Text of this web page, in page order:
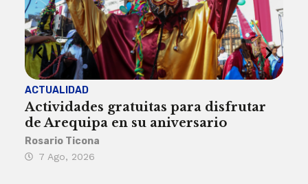
ACTUALIDAD
Actividades gratuitas para disfrutar
de Arequipa en su aniversario
Rosario Ticona
7 Ago, 2026